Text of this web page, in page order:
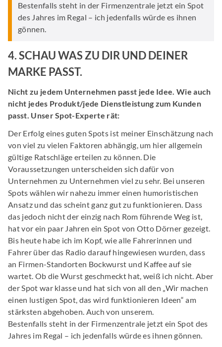
Bestenfalls steht in der Firmenzentrale jetzt ein Spot
des Jahres im Regal – ich jedenfalls würde es ihnen
gönnen.
4. SCHAU WAS ZU DIR UND DEINER
MARKE PASST.
Nicht zu jedem Unternehmen passt jede Idee. Wie auch
nicht jedes Produkt/jede Dienstleistung zum Kunden
passt. Unser Spot-Experte rät:
Der Erfolg eines guten Spots ist meiner Einschätzung nach
von viel zu vielen Faktoren abhängig, um hier allgemein
gültige Ratschläge erteilen zu können. Die
Voraussetzungen unterscheiden sich dafür von
Unternehmen zu Unternehmen viel zu sehr. Bei unseren
Spots wählen wir nahezu immer einen humoristischen
Ansatz und das scheint ganz gut zu funktionieren. Dass
das jedoch nicht der einzig nach Rom führende Weg ist,
hat vor ein paar Jahren ein Spot von Otto Dörner gezeigt.
Bis heute habe ich im Kopf, wie alle Fahrerinnen und
Fahrer über das Radio darauf hingewiesen wurden, dass
an Firmen-Standorten Bockwurst und Kaffee auf sie
wartet. Ob die Wurst geschmeckt hat, weiß ich nicht. Aber
der Spot war klasse und hat sich von all den „Wir machen
einen lustigen Spot, das wird funktionieren Ideen“ am
stärksten abgehoben. Auch von unserem.
Bestenfalls steht in der Firmenzentrale jetzt ein Spot des
Jahres im Regal – ich jedenfalls würde es ihnen gönnen.